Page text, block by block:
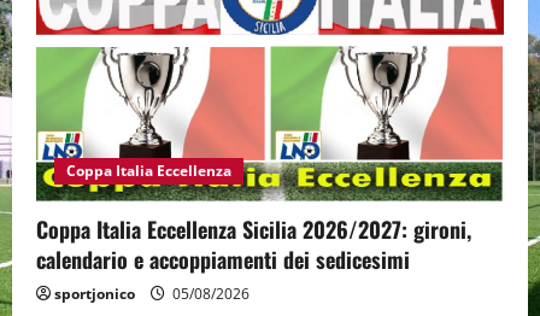
Coppa Italia Eccellenza
Coppa Italia Eccellenza Sicilia 2026/2027: gironi,
calendario e accoppiamenti dei sedicesimi
sportjonico
05/08/2026